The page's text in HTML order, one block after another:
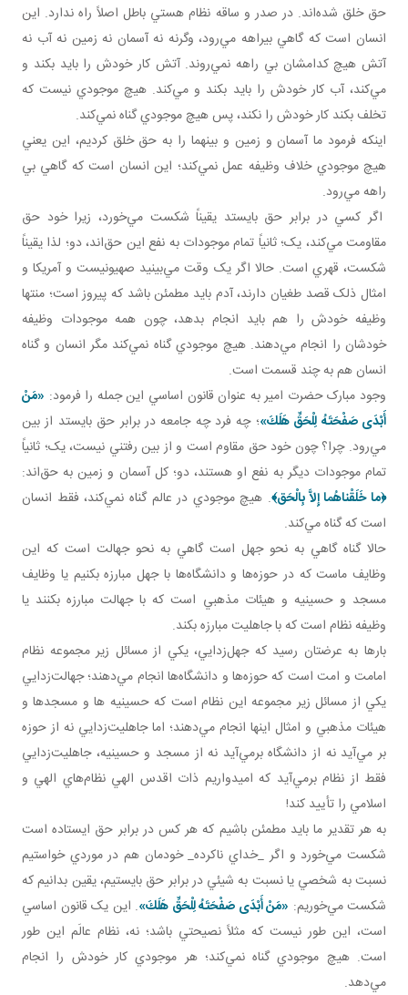
حق خلق شده‌اند. در صدر و ساقه نظام هستي باطل اصلاً راه ندارد. اين
انسان است که گاهي بيراهه مي‌رود، وگرنه نه آسمان نه زمين نه آب نه
آتش هيچ کدامشان بي راهه نمي‌روند. آتش کار خودش را بايد بکند و
مي‌کند، آب کار خودش را بايد بکند و مي‌کند. هيچ موجودي نيست که
تخلف بکند کار خودش را نکند، پس هيچ موجودي گناه نمي‌کند.
اينکه فرمود ما آسمان و زمين و بينهما را به حق خلق کرديم، اين يعني
هيچ موجودي خلاف وظيفه عمل نمي‌کند؛ اين انسان است که گاهي بي
راهه مي‌رود.
اگر کسي در برابر حق بايستد يقيناً شکست مي‌خورد، زيرا خود حق
مقاومت مي‌کند، يک؛ ثانياً تمام موجودات به نفع اين حق‌اند، دو؛ لذا يقيناً
شکست، قهري است. حالا اگر يک وقت مي‌بينيد صهيونيست و آمريکا و
امثال ذلک قصد طغيان دارند، آدم بايد مطمئن باشد که پيروز است؛ منتها
وظيفه خودش را هم بايد انجام بدهد، چون همه موجودات وظيفه
خودشان را انجام مي‌دهند. هيچ موجودي گناه نمي‌کند مگر انسان و گناه
انسان هم به چند قسمت است.
وجود مبارک حضرت امير به عنوان قانون اساسي اين جمله را فرمود: «مَنْ
أَبْدَى صَفْحَتَهُ لِلْحَقِّ هَلَكَ»؛ چه فرد چه جامعه در برابر حق بايستد از بين
مي‌رود. چرا؟ چون خود حق مقاوم است و از بين رفتني نيست، يک؛ ثانياً
تمام موجودات ديگر به نفع او هستند، دو؛ کل آسمان و زمين به حق‌اند:
﴿ما خَلَقْناهُما إِلاَّ بِالْحَق‏﴾. هيچ موجودي در عالم گناه نمي‌کند، فقط انسان
است که گناه مي‌کند.
حالا گناه گاهي به نحو جهل است گاهي به نحو جهالت است که اين
وظايف ماست که در حوزه‌ها و دانشگاه‌ها با جهل مبارزه بکنيم يا وظايف
مسجد و حسينيه و هيئات مذهبي است که با جهالت مبارزه بکنند يا
وظيفه نظام است که با جاهليت مبارزه بکند.
بارها به عرضتان رسيد که جهل‌زدايي، يکي از مسائل زير مجموعه نظام
امامت و امت است که حوزه‌ها و دانشگاه‌ها انجام مي‌دهند؛ جهالت‌زدايي
يکي از مسائل زير مجموعه اين نظام است که حسينيه ها و مسجدها و
هيئات مذهبي و امثال اينها انجام مي‌دهند؛ اما جاهليت‌زدايي نه از حوزه
بر مي‌آيد نه از دانشگاه برمي‌آيد نه از مسجد و حسينيه، جاهليت‌زدايي
فقط از نظام برمي‌آيد که اميدواريم ذات اقدس الهي نظام‌هاي الهي و
اسلامي را تأييد کند!
به هر تقدير ما بايد مطمئن باشيم که هر کس در برابر حق ايستاده است
شکست مي‌خورد و اگر _خداي ناکرده_ خودمان هم در موردي خواستيم
نسبت به شخصي يا نسبت به شيئي در برابر حق بايستيم، يقين بدانيم که
شکست مي‌خوريم: «مَنْ أَبْدَى صَفْحَتَهُ لِلْحَقِّ هَلَكَ». اين يک قانون اساسي
است، اين‌ طور نيست که مثلاً نصيحتي باشد؛ نه، نظام عالَم اين ‌طور
است. هيچ موجودي گناه نمي‌کند؛ هر موجودي کار خودش را انجام
مي‌دهد.